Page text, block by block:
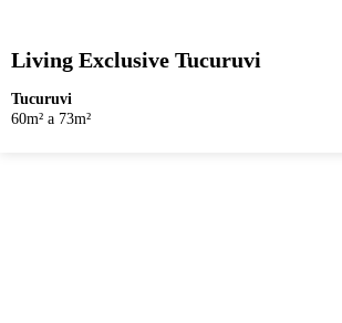
Living Exclusive Tucuruvi
Tucuruvi
60m² a 73m²